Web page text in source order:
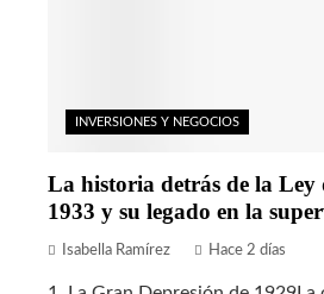
INVERSIONES Y NEGOCIOS
La historia detrás de la Ley
1933 y su legado en la
Isabella Ramírez Hace 2 días